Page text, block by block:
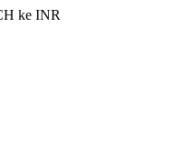
ke INR